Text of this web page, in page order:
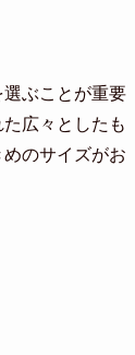
ぶことが重要
広々としたも
のサイズがお